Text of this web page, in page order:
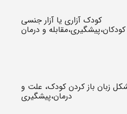
کودک آزاری یا آزار جنسی
کودکان،پیشگیری،مقابله و درمان
زبان باز کردن کودک، علت و
درمان،پیشگیری